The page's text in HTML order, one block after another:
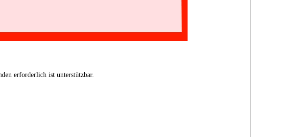
erforderlich ist unterstützbar.